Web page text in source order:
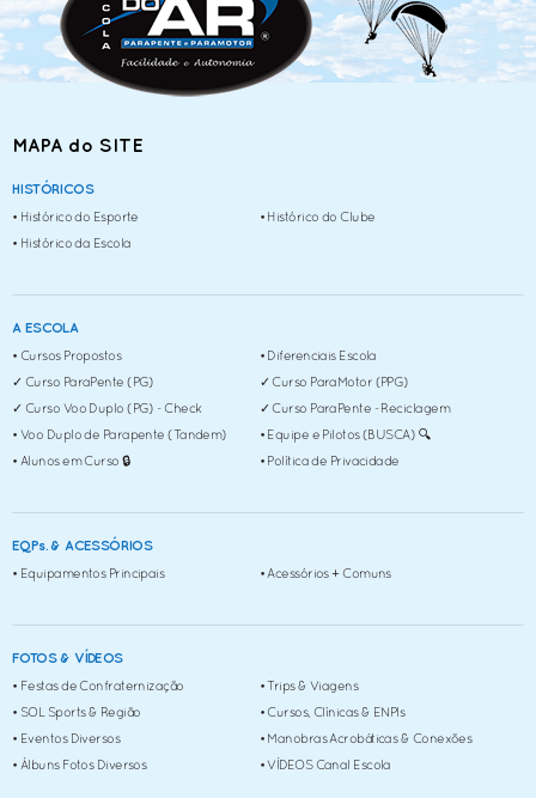
MAPA do SITE
HISTÓRICOS
• Histórico do Esporte • Histórico do Clube
• Histórico da Escola
A ESCOLA
• Cursos Propostos • Diferenciais Escola
✓ Curso ParaPente (PG) ✓ Curso ParaMotor (PPG)
✓ Curso Voo Duplo (PG) - Check ✓ Curso ParaPente - Reciclagem
• Voo Duplo de Parapente (Tandem) • Equipe e Pilotos (BUSCA) 🔍
• Alunos em Curso 🔒 • Política de Privacidade
EQPs. & ACESSÓRIOS
• Equipamentos Principais • Acessórios + Comuns
FOTOS & VÍDEOS
• Festas de Confraternização • Trips & Viagens
• SOL Sports & Região • Cursos, Clínicas & ENPIs
• Eventos Diversos • Manobras Acrobáticas & Conexões
• Álbuns Fotos Diversos • VÍDEOS Canal Escola